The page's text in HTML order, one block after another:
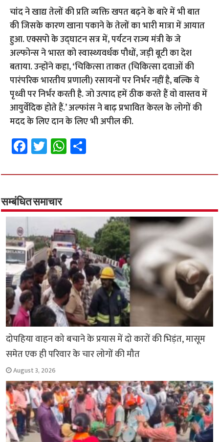
चांद ने खाद्य तेलों की प्रति व्यक्ति खपत बढ़ने के बारे में भी बात
की जिसके कारण खाना पकाने के तेलों का भारी मात्रा में आयात
हुआ. एक्सपो के उद्घाटन सत्र में, पर्यटन राज्य मंत्री के जे
अल्फोन्स ने भारत को स्वास्थ्यवर्धक पौधों, जड़ी बूटी का देश
बताया.उन्होंने कहा, ‘चिकित्सा ताकत (चिकित्सा दवाओं की
पारंपरिक भारतीय प्रणाली) रसायनों पर निर्भर नहीं है, बल्कि ये
पृथ्वी पर निर्भर करती है. जो उत्पाद हमें ठीक करते हैं वो वास्तव में
आयुर्वेदिक होते हैं.’ अल्फांस ने बाढ़ प्रभावित केरल के लोगों की
मदद के लिए दान के लिए भी अपील की.
Fa
ce
b
o
o
k
T
wi
tt
er
W
h
at
p
p
ar
सम्बंधित समाचार
दोपहिया वाहन को बचाने के प्रयास में दो कारों की भिड़ंत, मासूम
समेत एक ही परिवार के चार लोगों की मौत
August 3, 2026